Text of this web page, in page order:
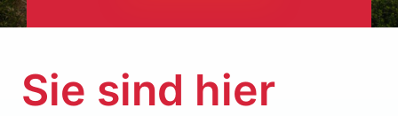
Sie sind hier